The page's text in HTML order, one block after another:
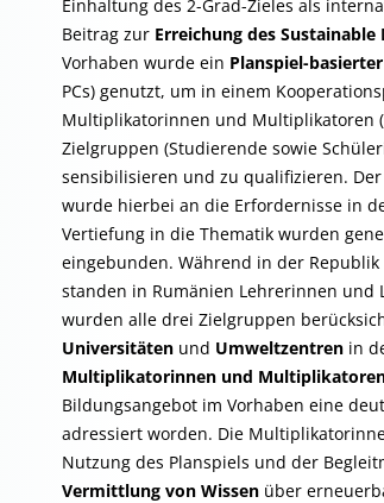
Einhaltung des 2-Grad-Zieles als
Beitrag zur Erreichung des Sustainable
Vorhaben wurde ein Planspiel-
PCs) genutzt, um in einem
Multiplikatorinnen und Multiplikatoren
Zielgruppen (Studierende sowie
sensibilisieren und zu qualifizieren.
wurde hierbei an die Erfordernisse in
Vertiefung in die Thematik wurden
eingebunden. Während in der
standen in Rumänien Lehrerinnen und
wurden alle drei Zielgruppen
Universitäten und Umweltzentren in
Multiplikatorinnen und
Bildungsangebot im Vorhaben eine
adressiert worden. Die
Nutzung des Planspiels und der
Vermittlung von Wissen über